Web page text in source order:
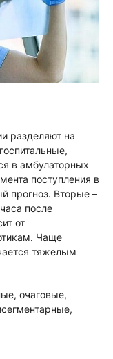
разделяют на
в амбулаторных
поступления в
прогноз. Вторые –
после
от
Чаще
тяжелым
очаговые,